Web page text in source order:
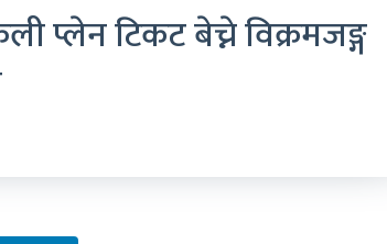
प्लेन टिकट बेच्ने विक्रमजङ्ग